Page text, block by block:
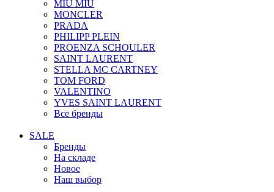
MIU MIU
MONCLER
PRADA
PHILIPP PLEIN
PROENZA SCHOULER
SAINT LAURENT
STELLA MC CARTNEY
TOM FORD
VALENTINO
YVES SAINT LAURENT
Все бренды
SALE
Бренды
На складе
Новое
Наш выбор